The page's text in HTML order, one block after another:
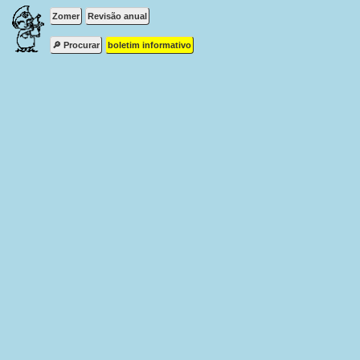
Zomer Revisão anual
🔎 Procurar boletim informativo